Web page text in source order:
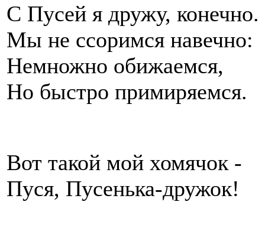
С Пусей я дружу, конечно.
Мы не ссоримся навечно:
Немножно обижаемся,
Но быстро примиряемся.
Вот такой мой хомячок -
Пуся, Пусенька-дружок!